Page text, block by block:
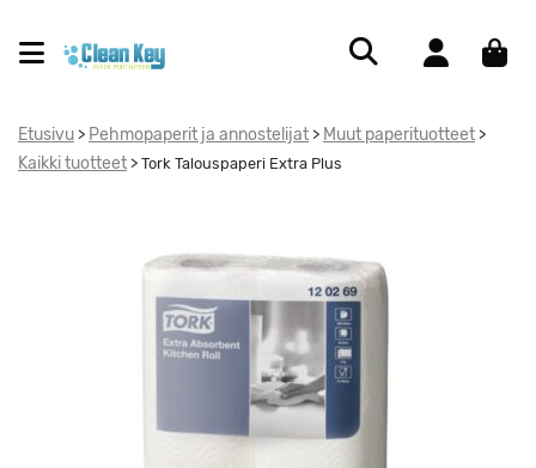
Etusivu > Pehmopaperit ja annostelijat > Muut paperituotteet >
Kaikki tuotteet > Tork Talouspaperi Extra Plus